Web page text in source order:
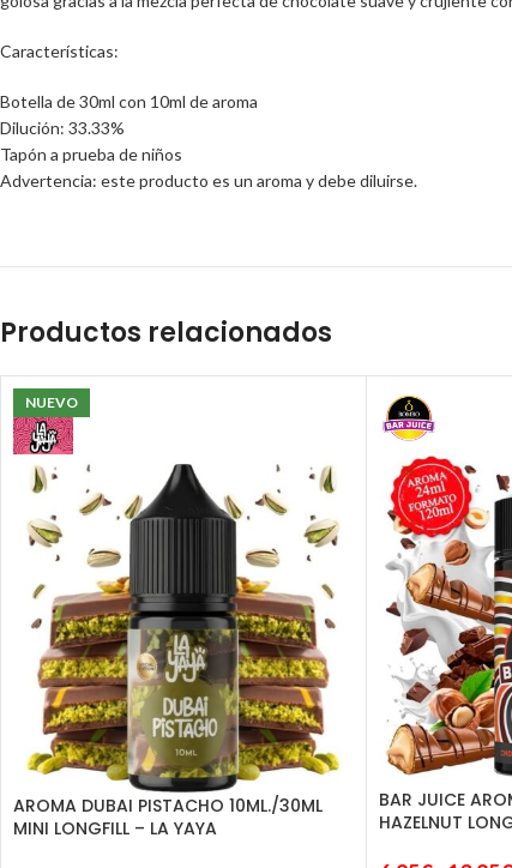
Características:
Botella de 30ml con 10ml de aroma
Dilución: 33.33%
Tapón a prueba de niños
Advertencia: este producto es un aroma y debe diluirse.
Productos relacionados
NUEVO
AROMA DUBAI PISTACHO 10ML./30ML
MINI LONGFILL – LA YAYA
BAR JUICE
HAZELNUT